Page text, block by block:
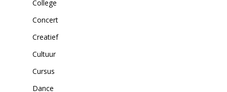
College
Concert
Creatief
Cultuur
Cursus
Dance